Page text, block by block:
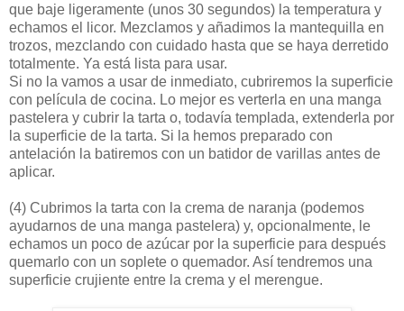
que baje ligeramente (unos 30 segundos) la temperatura y
echamos el licor. Mezclamos y añadimos la mantequilla en
trozos, mezclando con cuidado hasta que se haya derretido
totalmente. Ya está lista para usar.
Si no la vamos a usar de inmediato, cubriremos la superficie
con película de cocina. Lo mejor es verterla en una manga
pastelera y cubrir la tarta o, todavía templada, extenderla por
la superficie de la tarta. Si la hemos preparado con
antelación la batiremos con un batidor de varillas antes de
aplicar.
(4) Cubrimos la tarta con la crema de naranja (podemos
ayudarnos de una manga pastelera) y, opcionalmente, le
echamos un poco de azúcar por la superficie para después
quemarlo con un soplete o quemador. Así tendremos una
superficie crujiente entre la crema y el merengue.